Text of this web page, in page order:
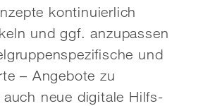
kontinuierlich
und ggf. anzupassen
und
– Angebote zu
neue digitale Hilfs-